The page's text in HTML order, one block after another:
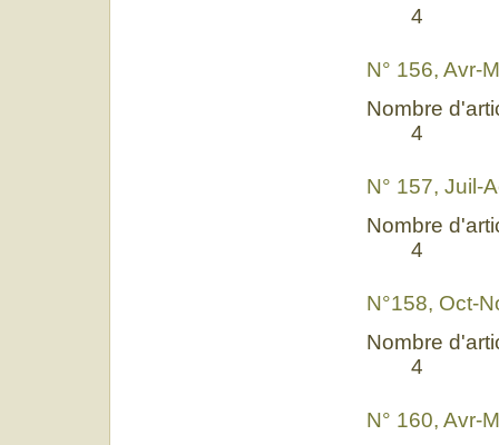
4
N° 156, Avr-
Nombre
4
N° 157, Juil-
Nombre
4
N°158, Oct-
Nombre
4
N° 160, Avr-